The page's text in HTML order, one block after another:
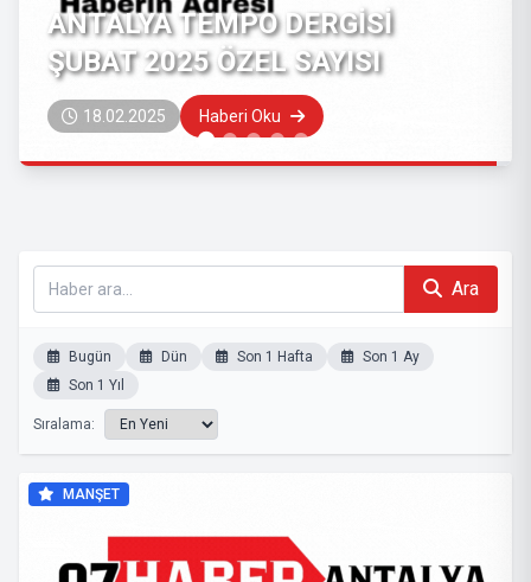
TEMPO DERGİSİ KASIM ÖZEL
SAYISI
07.11.2024 Haberi Oku
Ara
Bugün Dün Son 1 Hafta
Son 1 Ay
Son 1 Yıl
Sıralama:
MANŞET